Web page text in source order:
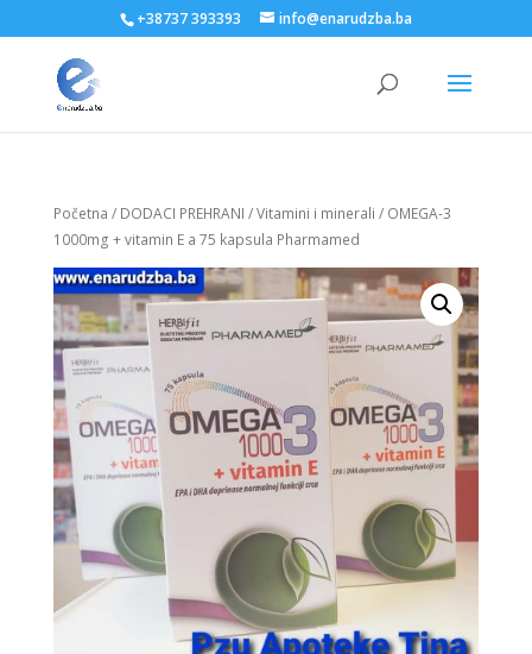
+38737 393393 info@enarudzba.ba
Početna / DODACI PREHRANI /Vitamini i minerali / OMEGA-3
1000mg + vitamin E a 75 kapsula Pharmamed